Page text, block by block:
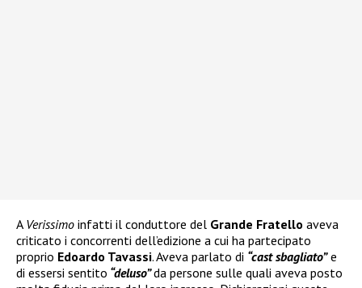
A Verissimo infatti il conduttore del Grande Fratello aveva
criticato i concorrenti dell’edizione a cui ha partecipato
proprio Edoardo Tavassi. Aveva parlato di “cast sbagliato”e
di essersi sentito “deluso”da persone sulle quali aveva posto